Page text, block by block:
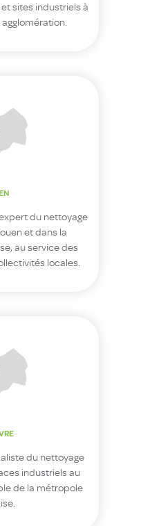
sites industriels à
du nettoyage
et dans la
au service des
locales.
du nettoyage
industriels au
de la métropole